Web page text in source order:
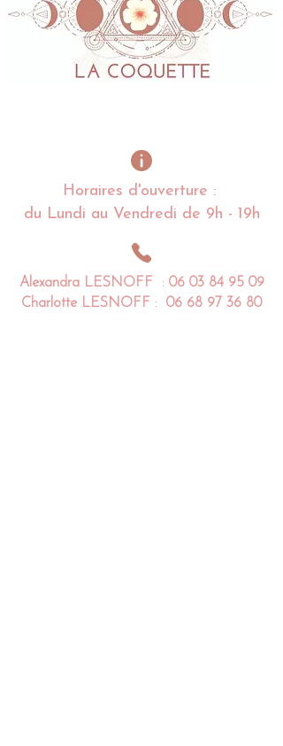
Horaires d'ouverture :
du Lundi au Vendredi de 9h - 19h
Alexandra LESNOFF : 06 03 84 95 09
Charlotte LESNOFF : 06 68 97 36 80